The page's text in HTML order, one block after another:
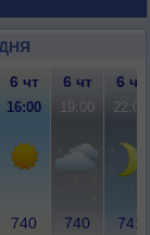
6 чт 6 чт 6 чт
16:00 19:00 22:00
740 740 741